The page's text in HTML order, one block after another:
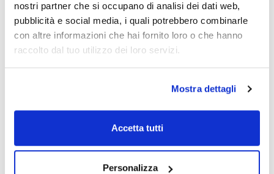
nostri partner che si occupano di analisi dei dati web,
pubblicità e social media, i quali potrebbero combinarle
con altre informazioni che hai fornito loro o che hanno
raccolto dal tuo utilizzo dei loro servizi.
Mostra dettagli
Accetta tutti
Personalizza
facilmente separato per la pulizia.
Sono infrangibili e resistenti alla corrosione e al calore (120
°C), sono autoclavabili e hanno un'eccellente resistenza
chimica.
Adatti al contatto con gli alimenti.
Documentazione tecnica